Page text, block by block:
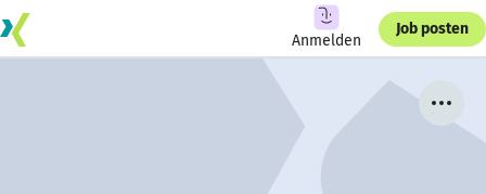
Anmelden
Job posten